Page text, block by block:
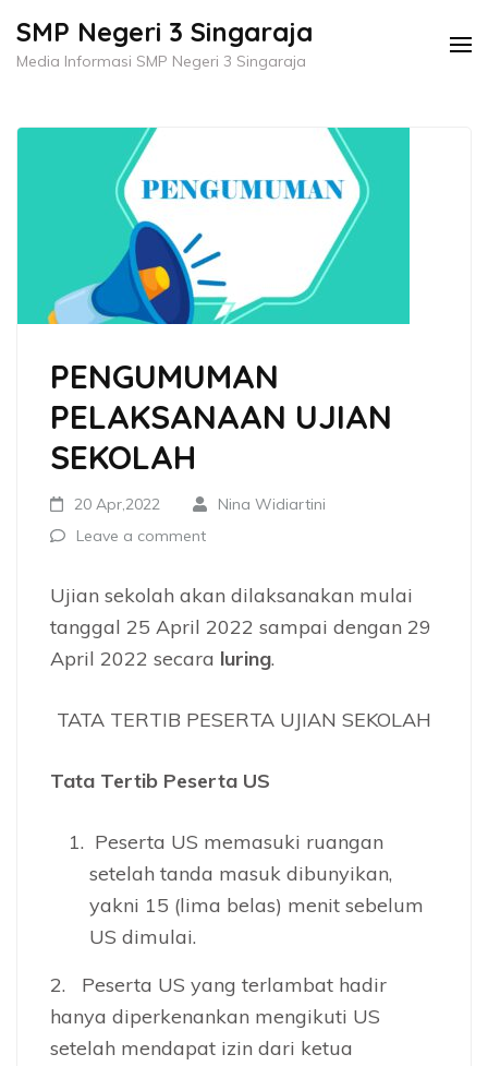
SMP Negeri 3 Singaraja
Media Informasi SMP Negeri 3 Singaraja
PENGUMUMAN
PELAKSANAAN UJIAN
SEKOLAH
20 Apr,2022
Nina Widiartini
Leave a comment
Ujian sekolah akan dilaksanakan mulai
tanggal 25 April 2022 sampai dengan 29
April 2022 secara luring.
TATA TERTIB PESERTA UJIAN SEKOLAH
Tata Tertib Peserta US
Peserta US memasuki ruangan
setelah tanda masuk dibunyikan,
yakni 15 (lima belas) menit sebelum
US dimulai.
2. Peserta US yang terlambat hadir
hanya diperkenankan mengikuti US
setelah mendapat izin dari ketua